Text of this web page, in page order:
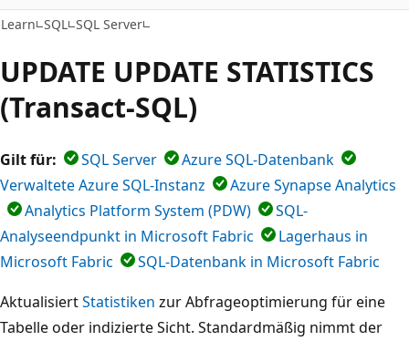
Learn SQL SQL Server
UPDATE UPDATE STATISTICS
(Transact-SQL)
Gilt für: SQL Server
Azure SQL-Datenbank
Verwaltete Azure SQL-Instanz
Azure Synapse Analytics
Analytics Platform System (PDW)
SQL-
Analyseendpunkt in Microsoft Fabric
Lagerhaus in
Microsoft Fabric
SQL-Datenbank in Microsoft Fabric
AktualisiertStatistiken zur Abfrageoptimierung für eine
Tabelle oder indizierte Sicht. Standardmäßig nimmt der